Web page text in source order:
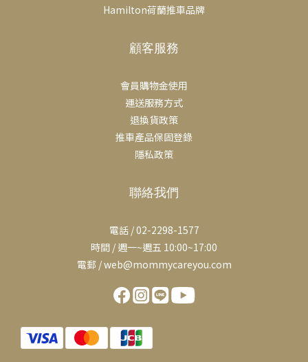
Hamilton荷蘭推車品牌
顧客服務
會員購物金使用
運送服務方式
退換貨政策
推車產品保固登錄
隱私政策
聯絡我們
電話 / 02-2298-1577
時間 / 週一~週五 10:00~17:00
電郵 / web@mommycareyou.com